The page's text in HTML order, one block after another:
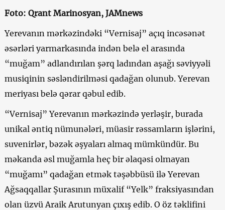
Foto: Qrant Marinosyan, JAMnews
Yerevanın mərkəzindəki “Vernisaj” açıq incəsənət
əsərləri yarmarkasında indən belə el arasında
“muğam” adlandırılan şərq ladından aşağı səviyyəli
musiqinin səsləndirilməsi qadağan olunub. Yerevan
meriyası belə qərar qəbul edib.
“Vernisaj” Yerevanın mərkəzində yerləşir, burada
unikal əntiq nümunələri, müasir rəssamların işlərini,
suvenirlər, bəzək əşyaları almaq mümkündür. Bu
məkanda əsl muğamla heç bir əlaqəsi olmayan
“muğamı” qadağan etmək təşəbbüsü ilə Yerevan
Ağsaqqallar Şurasının müxalif “Yelk” fraksiyasından
olan üzvü Araik Arutunyan çıxış edib. O öz təklifini